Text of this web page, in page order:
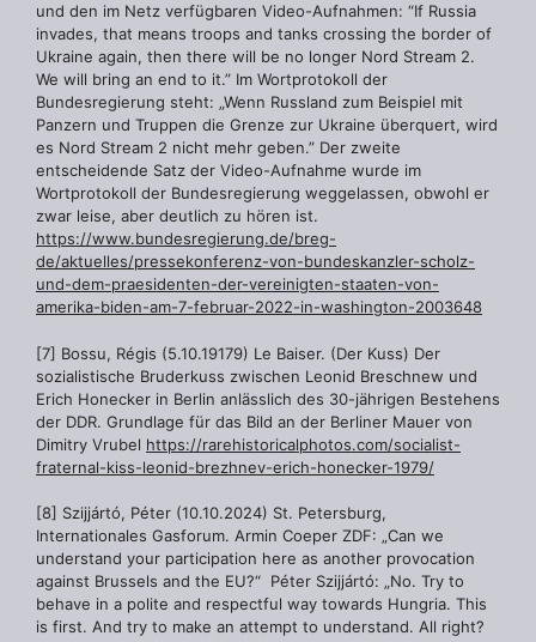
und den im Netz verfügbaren Video-Aufnahmen: “If Russia
invades, that means troops and tanks crossing the border of
Ukraine again, then there will be no longer Nord Stream 2.
We will bring an end to it.” Im Wortprotokoll der
Bundesregierung steht: „Wenn Russland zum Beispiel mit
Panzern und Truppen die Grenze zur Ukraine überquert, wird
es Nord Stream 2 nicht mehr geben.” Der zweite
entscheidende Satz der Video-Aufnahme wurde im
Wortprotokoll der Bundesregierung weggelassen, obwohl er
zwar leise, aber deutlich zu hören ist.
https://www.bundesregierung.de/breg-
de/aktuelles/pressekonferenz-von-bundeskanzler-scholz-
und-dem-praesidenten-der-vereinigten-staaten-von-
amerika-biden-am-7-februar-2022-in-washington-2003648
[7] Bossu, Régis (5.10.19179) Le Baiser. (Der Kuss) Der
sozialistische Bruderkuss zwischen Leonid Breschnew und
Erich Honecker in Berlin anlässlich des 30-jährigen Bestehens
der DDR. Grundlage für das Bild an der Berliner Mauer von
Dimitry Vrubel https://rarehistoricalphotos.com/socialist-
fraternal-kiss-leonid-brezhnev-erich-honecker-1979/
[8] Szijjártó, Péter (10.10.2024) St. Petersburg,
Internationales Gasforum. Armin Coeper ZDF: „Can we
understand your participation here as another provocation
against Brussels and the EU?“ Péter Szijjártó: „No. Try to
behave in a polite and respectful way towards Hungria. This
is first. And try to make an attempt to understand. All right?